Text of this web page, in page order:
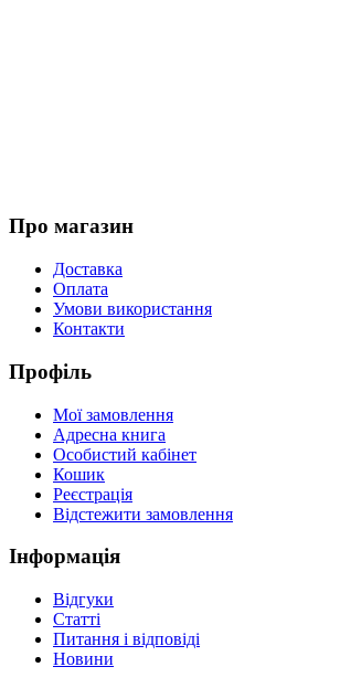
Про магазин
Доставка
Оплата
Умови використання
Контакти
Профіль
Мої замовлення
Адресна книга
Особистий кабінет
Кошик
Реєстрація
Відстежити замовлення
Інформація
Відгуки
Статті
Питання і відповіді
Новини